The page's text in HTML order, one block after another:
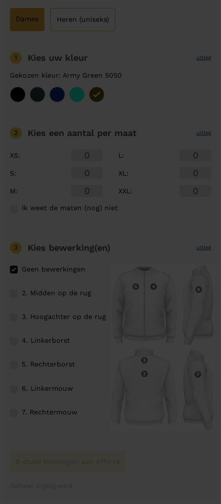
Dames Heren (uniseks)
1 Kies uw kleur uitleg
Gekozen kleur: Army Green 5050
2 Kies een aantal per maat uitleg
XS:
S:
M:
L :
XL :
XXL :
Ik weet de maten (nog) niet
3 Kies bewerking(en) uitleg
Geen bewerkingen
2. Midden op de rug
3. Hoogachter op de rug
4. Linkerborst
5. Rechterborst
6. Linkermouw
7. Rechtermouw